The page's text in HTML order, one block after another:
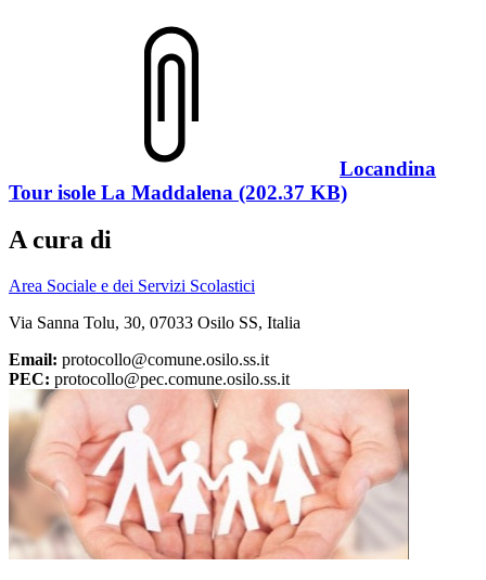
Locandina
Tour isole La Maddalena (202.37 KB)
A cura di
Area Sociale e dei Servizi Scolastici
Via Sanna Tolu, 30, 07033 Osilo SS, Italia
Email: protocollo@comune.osilo.ss.it
PEC: protocollo@pec.comune.osilo.ss.it